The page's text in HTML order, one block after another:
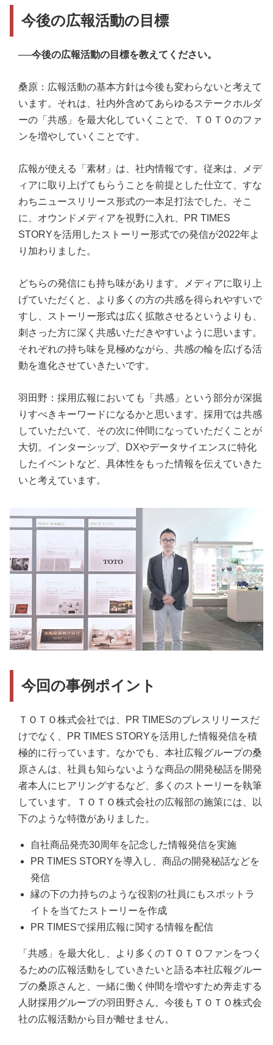
今後の広報活動の目標
──今後の広報活動の目標を教えてください。
桑原：広報活動の基本方針は今後も変わらないと考えて
います。それは、社内外含めてあらゆるステークホルダ
ーの「共感」を最大化していくことで、ＴＯＴＯのファ
ンを増やしていくことです。
広報が使える「素材」は、社内情報です。従来は、メデ
ィアに取り上げてもらうことを前提とした仕立て、すな
わちニュースリリース形式の一本足打法でした。そこ
に、オウンドメディアを視野に入れ、PR TIMES
STORYを活用したストーリー形式での発信が2022年よ
り加わりました。
どちらの発信にも持ち味があります。メディアに取り上
げていただくと、より多くの方の共感を得られやすいで
すし、ストーリー形式は広く拡散させるというよりも、
刺さった方に深く共感いただきやすいように思います。
それぞれの持ち味を見極めながら、共感の輪を広げる活
動を進化させていきたいです。
羽田野：採用広報においても「共感」という部分が深掘
りすべきキーワードになるかと思います。採用では共感
していただいて、その次に仲間になっていただくことが
大切。インターシップ、DXやデータサイエンスに特化
したイベントなど、具体性をもった情報を伝えていきた
いと考えています。
今回の事例ポイント
ＴＯＴＯ株式会社では、PR TIMESのプレスリリースだ
けでなく、PR TIMES STORYを活用した情報発信を積
極的に行っています。なかでも、本社広報グループの桑
原さんは、社員も知らないような商品の開発秘話を開発
者本人にヒアリングするなど、多くのストーリーを執筆
しています。ＴＯＴＯ株式会社の広報部の施策には、以
下のような特徴がありました。
自社商品発売30周年を記念した情報発信を実施
PR TIMES STORYを導入し、商品の開発秘話などを
発信
縁の下の力持ちのような役割の社員にもスポットラ
イトを当てたストーリーを作成
PR TIMESで採用広報に関する情報を配信
「共感」を最大化し、より多くのＴＯＴＯファンをつく
るための広報活動をしていきたいと語る本社広報グルー
プの桑原さんと、一緒に働く仲間を増やすため奔走する
人財採用グループの羽田野さん。今後もＴＯＴＯ株式会
社の広報活動から目が離せません。